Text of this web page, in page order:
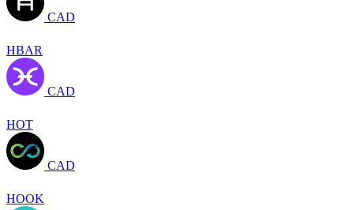
CAD
HBAR
CAD
HOT
CAD
HOOK